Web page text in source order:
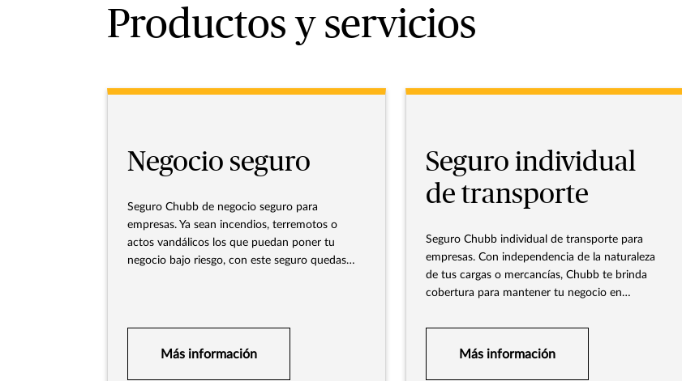
Productos y servicios
Negocio seguro
Seguro Chubb de negocio seguro para
empresas. Ya sean incendios, terremotos o
actos vandálicos los que puedan poner tu
negocio bajo riesgo, con este seguro quedas
Más información
Seguro individual
de transporte
Seguro Chubb individual de transporte para
empresas. Con independencia de la naturaleza
de tus cargas o mercancías, Chubb te brinda
cobertura para mantener tu negocio en
Más información